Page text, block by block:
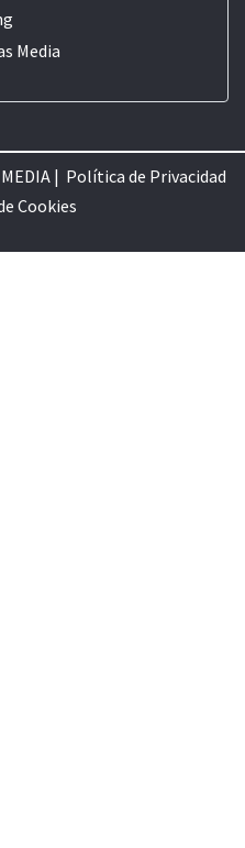
Media
| Política de Privacidad
Cookies